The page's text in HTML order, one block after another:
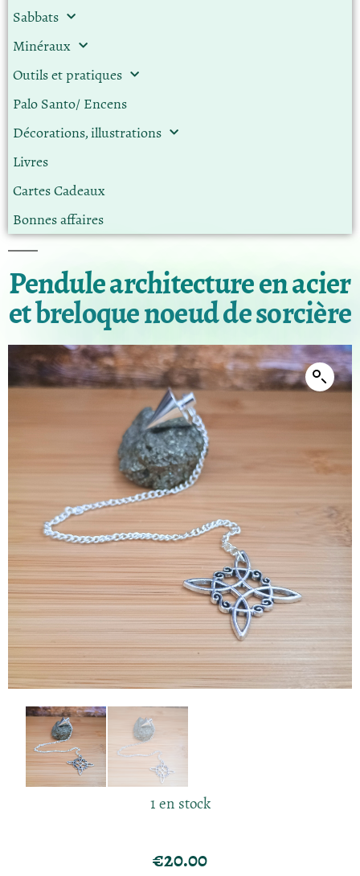
Sabbats
Minéraux
Outils et pratiques
Palo Santo/ Encens
Décorations, illustrations
Livres
Cartes Cadeaux
Bonnes affaires
Pendule architecture en acier
et breloque noeud de sorcière
1 en stock
€20.00